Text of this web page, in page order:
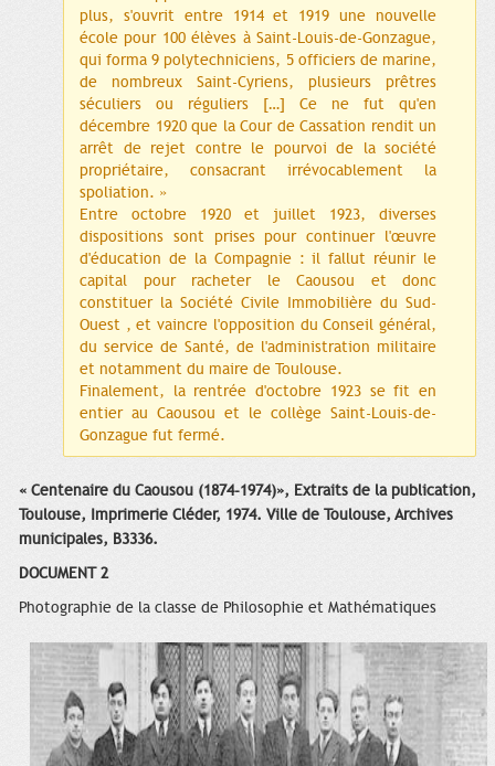
plus, s'ouvrit entre 1914 et 1919 une nouvelle
école pour 100 élèves à Saint-Louis-de-Gonzague,
qui forma 9 polytechniciens, 5 officiers de marine,
de nombreux Saint-Cyriens, plusieurs prêtres
séculiers ou réguliers […] Ce ne fut qu'en
décembre 1920 que la Cour de Cassation rendit un
arrêt de rejet contre le pourvoi de la société
propriétaire, consacrant irrévocablement la
spoliation. »
Entre octobre 1920 et juillet 1923, diverses
dispositions sont prises pour continuer l'œuvre
d'éducation de la Compagnie : il fallut réunir le
capital pour racheter le Caousou et donc
constituer la Société Civile Immobilière du Sud-
Ouest , et vaincre l'opposition du Conseil général,
du service de Santé, de l'administration militaire
et notamment du maire de Toulouse.
Finalement, la rentrée d'octobre 1923 se fit en
entier au Caousou et le collège Saint-Louis-de-
Gonzague fut fermé.
« Centenaire du Caousou (1874-1974)», Extraits de la publication,
Toulouse, Imprimerie Cléder, 1974. Ville de Toulouse, Archives
municipales, B3336.
DOCUMENT 2
Photographie de la classe de Philosophie et Mathématiques